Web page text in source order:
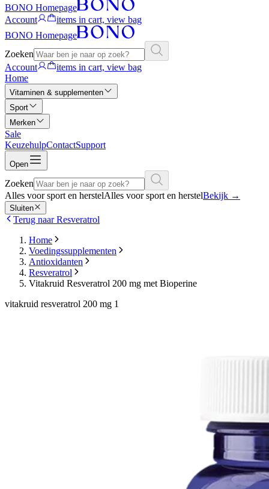
BONO Homepage
Account
items in cart, view bag
BONO Homepage
Zoeken
Account
items in cart, view bag
Home
Vitaminen & supplementen
Sport
Merken
Sale
KeuzehulpContactSupport
Open
Zoeken
Alles voor sport en herstelAlles voor sport en herstelBekijk →
Sluiten
Terug naar Resveratrol
Home
Voedingssupplementen
Antioxidanten
Resveratrol
Vitakruid Resveratrol 200 mg met Bioperine
vitakruid resveratrol 200 mg 1